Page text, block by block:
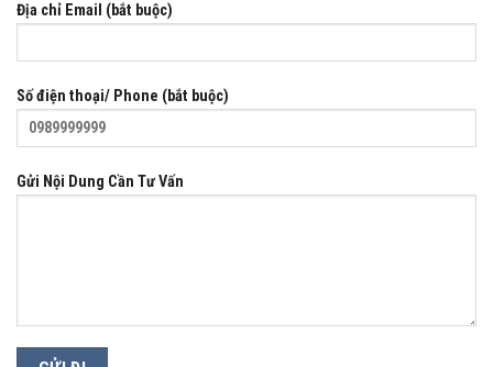
Địa chỉ Email (bắt buộc)
Số điện thoại/ Phone (bắt buộc)
Gửi Nội Dung Cần Tư Vấn